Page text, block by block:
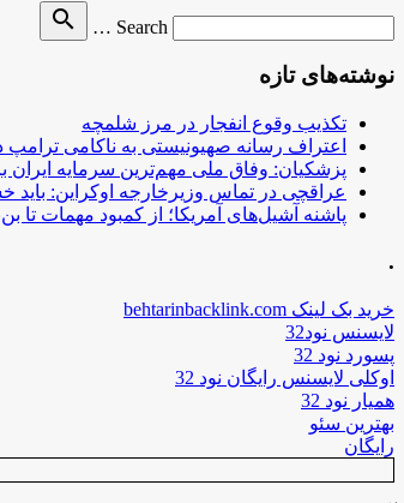
Search …
search
نوشته‌های تازه
تکذیب وقوع انفجار در مرز شلمچه
اعتراف رسانه صهیونیستی به ناکامی ترامپ
پزشکیان: وفاق ملی مهم‌ترین سرمایه
عراقچی در تماس وزیرخارجه اوکراین: باید
پاشنه آشیل‌های آمریکا؛ از کمبود مهمات تا
.
خرید بک لینک behtarinbacklink.com
لایسنس نود32
پسورد نود 32
اوکلی لایسنس رایگان نود 32
همیار نود 32
بهترین سئو
رایگان